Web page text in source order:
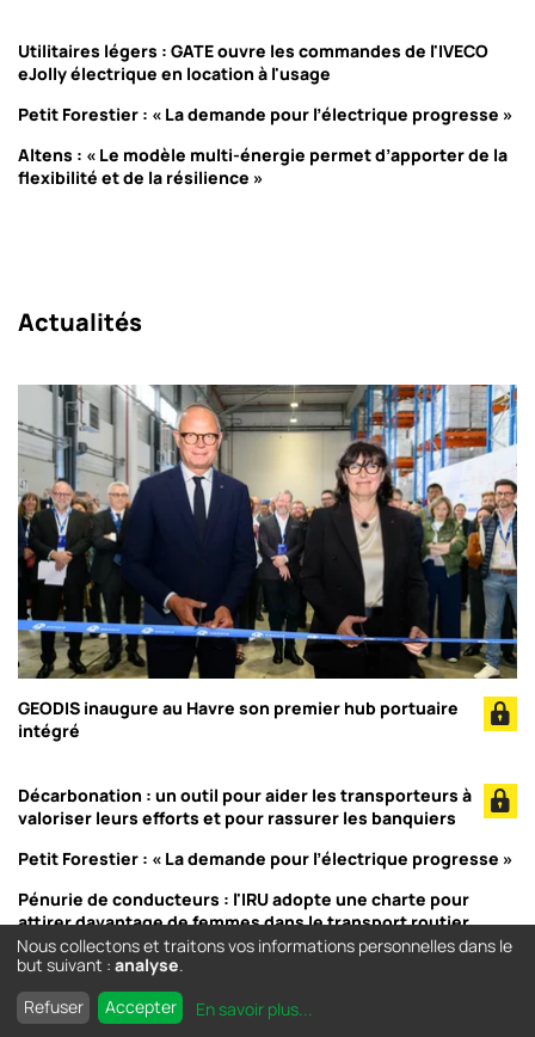
Utilitaires légers : GATE ouvre les commandes de l'IVECO
eJolly électrique en location à l'usage
Petit Forestier : « La demande pour l’électrique progresse »
Altens : « Le modèle multi-énergie permet d’apporter de la
flexibilité et de la résilience »
Actualités
GEODIS inaugure au Havre son premier hub portuaire
intégré
Décarbonation : un outil pour aider les transporteurs à
valoriser leurs efforts et pour rassurer les banquiers
Petit Forestier : « La demande pour l’électrique progresse »
Pénurie de conducteurs : l'IRU adopte une charte pour
attirer davantage de femmes dans le transport routier
Nous collectons et traitons vos informations personnelles dans le
but suivant : analyse.
Refuser
Accepter En savoir plus